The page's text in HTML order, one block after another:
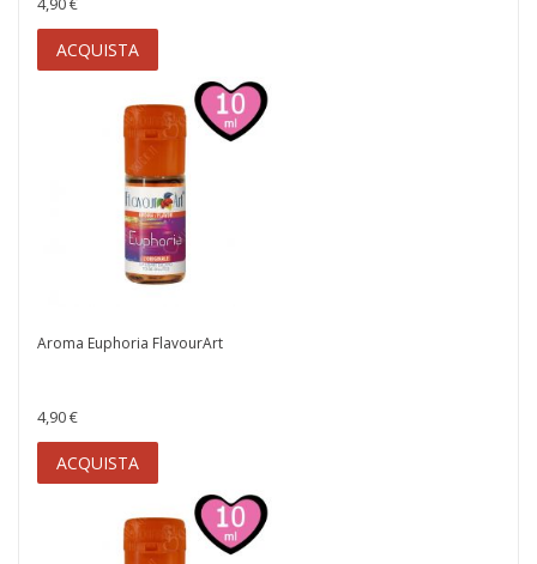
ACQUISTA
Aroma Euphoria FlavourArt
4,90 €
ACQUISTA